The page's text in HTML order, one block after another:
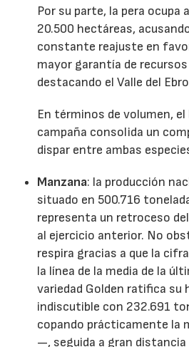
Por su parte, la pera ocupa
20.500 hectáreas,
constante reajuste en
mayor garantía de
destacando el Valle del
En términos de volumen, el
campaña consolida un
dispar entre ambas
Manzana: la producción
situado en 500.716
representa un retroceso
al ejercicio anterior. No
respira gracias a que la
la línea de la media de la
variedad Golden ratifica su
indiscutible con 232.691
copando prácticamente la
—, seguida a gran distancia